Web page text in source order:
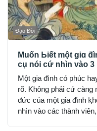
Đạo Đời
Muốn Ьiết một giɑ
cụ nói cứ nhìn vào 3
Một gia ᵭình có phúc
rõ. Khȏng phải cứ càng
ᵭức của một gia ᵭình
nhìn vào các thành